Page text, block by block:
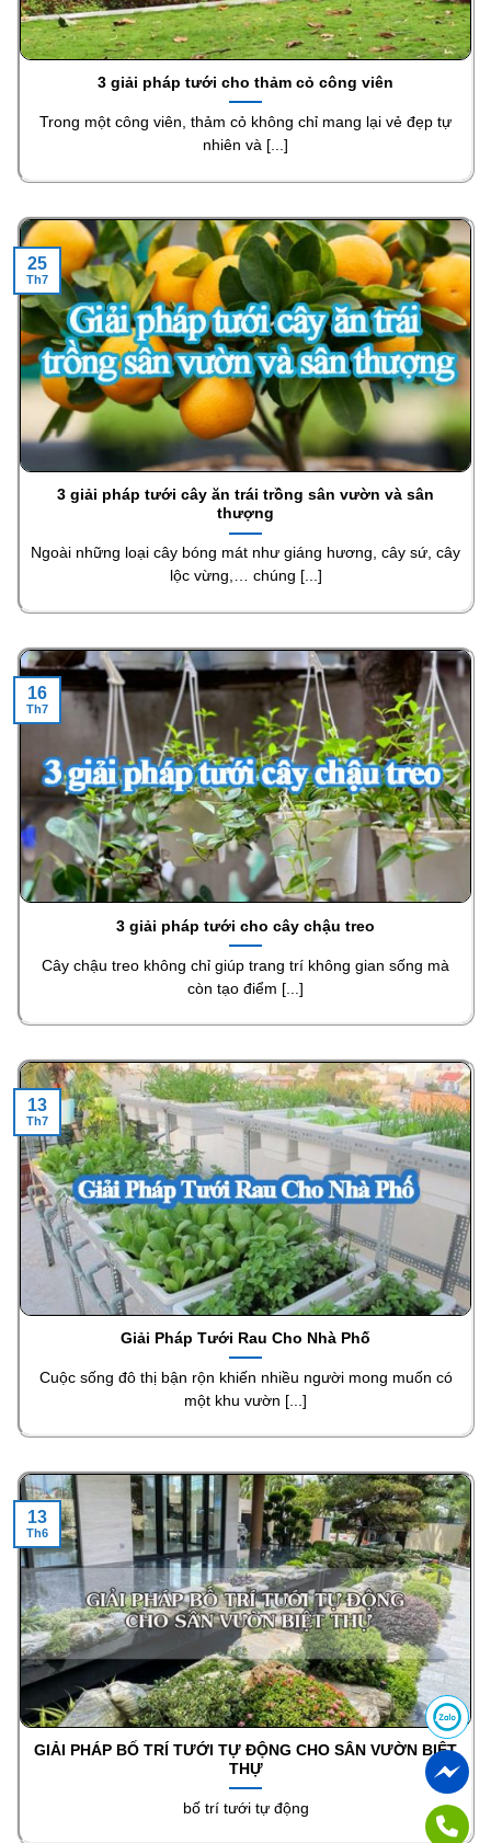
3 giải pháp tưới cho thảm cỏ công viên
Trong một công viên, thảm cỏ không chỉ mang lại vẻ đẹp tự
nhiên và [...]
3 giải pháp tưới cây ăn trái trồng sân vườn và sân
thượng
Ngoài những loại cây bóng mát như giáng hương, cây sứ, cây
lộc vừng,… chúng [...]
25
Th7
3 giải pháp tưới cho cây chậu treo
Cây chậu treo không chỉ giúp trang trí không gian sống mà
còn tạo điểm [...]
16
Th7
Giải Pháp Tưới Rau Cho Nhà Phố
Cuộc sống đô thị bận rộn khiến nhiều người mong muốn có
một khu vườn [...]
13
Th7
GIẢI PHÁP BỐ TRÍ TƯỚI TỰ ĐỘNG CHO SÂN VƯỜN BIỆT
THỰ
bố trí tưới tự động
13
Th6